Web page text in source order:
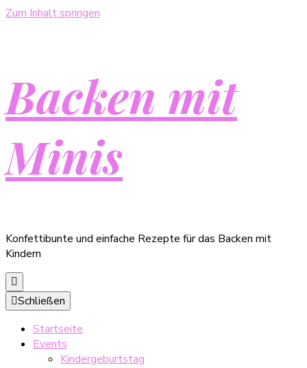
Zum Inhalt springen
Backen mit
Minis
Konfettibunte und einfache Rezepte für das Backen mit
Kindern
Schließen
Startseite
Events
Kindergeburtstag